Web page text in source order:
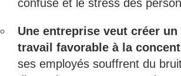
confuse et le stress des
Une entreprise veut créer un
travail favorable à la
ses employés souffrent du